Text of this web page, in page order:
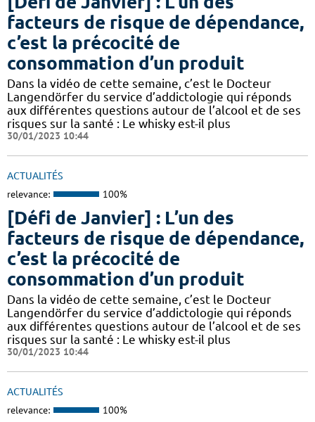
facteurs de risque de dépendance,
c’est la précocité de
consommation d’un produit
Dans la vidéo de cette semaine, c’est le Docteur
Langendörfer du service d’addictologie qui réponds
aux différentes questions autour de l’alcool et de ses
risques sur la santé : Le whisky est-il plus
30/01/2023 10:44
ACTUALITÉS
relevance: 100%
[Défi de Janvier] : L’un des
facteurs de risque de dépendance,
c’est la précocité de
consommation d’un produit
Dans la vidéo de cette semaine, c’est le Docteur
Langendörfer du service d’addictologie qui réponds
aux différentes questions autour de l’alcool et de ses
risques sur la santé : Le whisky est-il plus
30/01/2023 10:44
ACTUALITÉS
relevance: 100%